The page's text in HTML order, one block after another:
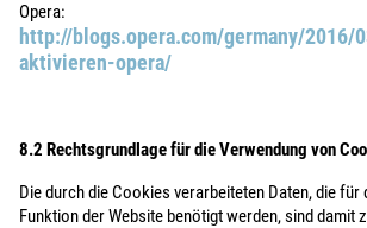
Opera:
http://blogs.opera.com/germany/2016/
aktivieren-opera/
8.2 Rechtsgrundlage für die Verwendung von
Die durch die Cookies verarbeiteten Daten, die
Funktion der Website benötigt werden, sind damit